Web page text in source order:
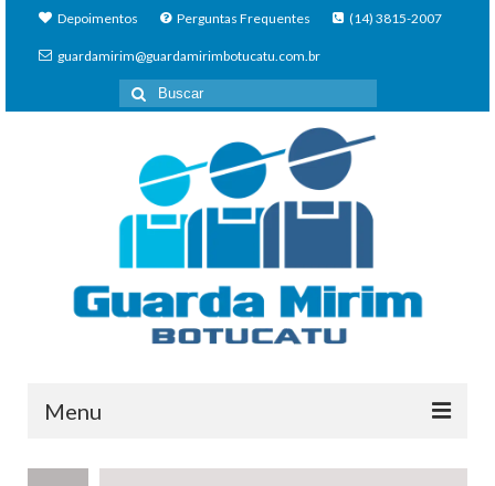
Depoimentos Perguntas Frequentes (14) 3815-2007
guardamirim@guardamirimbotucatu.com.br
Buscar
por:
Menu
Home